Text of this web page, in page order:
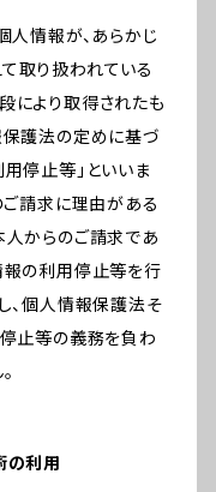
人情報が、あらかじ
取り扱われている
により取得されたも
保護法の定めに基づ
停止等」といいま
ご請求に理由がある
人からのご請求であ
報の利用停止等を行
、個人情報保護法そ
停止等の義務を負わ
の利用